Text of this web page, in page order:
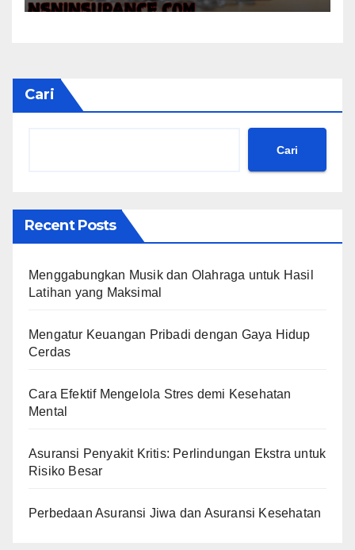
Cari
Cari
Recent Posts
Menggabungkan Musik dan Olahraga untuk Hasil
Latihan yang Maksimal
Mengatur Keuangan Pribadi dengan Gaya Hidup
Cerdas
Cara Efektif Mengelola Stres demi Kesehatan
Mental
Asuransi Penyakit Kritis: Perlindungan Ekstra untuk
Risiko Besar
Perbedaan Asuransi Jiwa dan Asuransi Kesehatan